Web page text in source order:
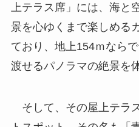
上テラス席」には、海と
景を心ゆくまで楽しめる
ており、地上154ｍなら
渡せるパノラマの絶景を
そして、その屋上テラ